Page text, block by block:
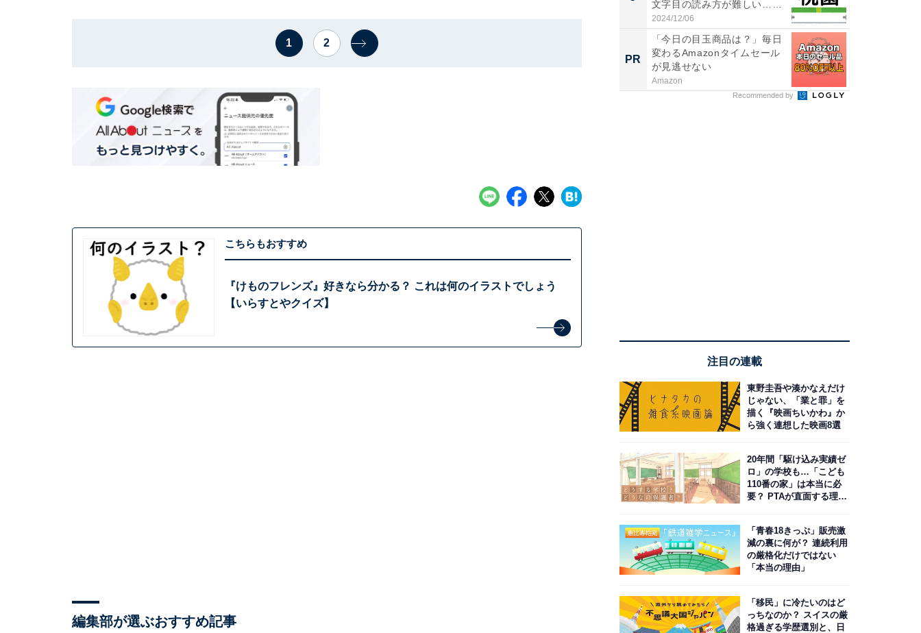
1 2
こちらもおすすめ
『けものフレンズ』好きなら分かる？ これは何のイラストでしょう
【いらすとやクイズ】
編集部が選ぶおすすめ記事
文字目の読み方が難しい……
2024/12/06
PR
「今日の目玉商品は？」毎日
変わるAmazonタイムセール
が見逃せない
Amazon
Recommended by
注目の連載
東野圭吾や湊かなえだけ
じゃない、「業と罪」を
描く『映画ちいかわ』か
ら強く連想した映画8選
20年間「駆け込み実績ゼ
ロ」の学校も…「こども
110番の家」は本当に必
要？ PTAが直面する理想
「青春18きっぷ」販売激
減の裏に何が？ 連続利用
の厳格化だけではない
「本当の理由」
「移民」に冷たいのはど
っちなのか？ スイスの厳
格過ぎる学歴選別と、日